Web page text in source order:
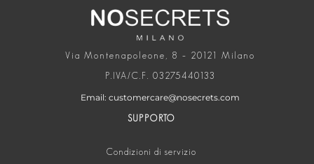
Via Montenapoleone, 8 – 20121 Milano
P.IVA/C.F. 03275440133
Email: customercare@nosecrets.com
SUPPORTO
Condizioni di servizio